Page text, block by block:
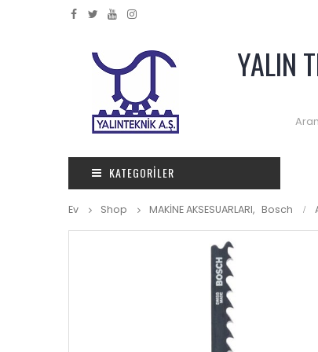
YALIN
KATEGORILER
Ev Shop MAKİNE AKSESUARLARI, Bosch